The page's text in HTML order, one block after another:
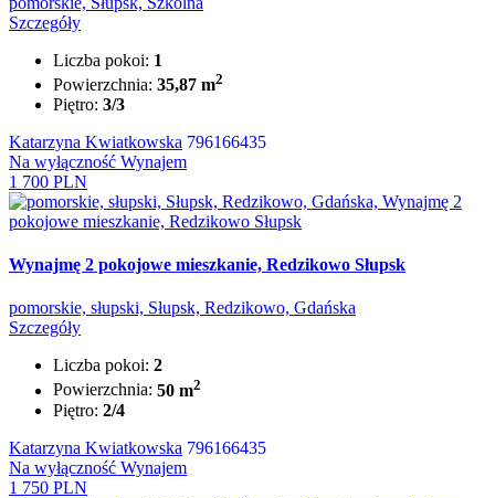
Szczegóły
Liczba pokoi: 1
Powierzchnia: 35,87 m2
Piętro: 3/3
Katarzyna Kwiatkowska 796166435
Na wyłączność Wynajem
1 700 PLN
Wynajmę 2 pokojowe mieszkanie, Redzikowo Słupsk
pomorskie, słupski, Słupsk, Redzikowo, Gdańska
Szczegóły
Liczba pokoi: 2
Powierzchnia: 50 m2
Piętro: 2/4
Katarzyna Kwiatkowska 796166435
Na wyłączność Wynajem
1 750 PLN